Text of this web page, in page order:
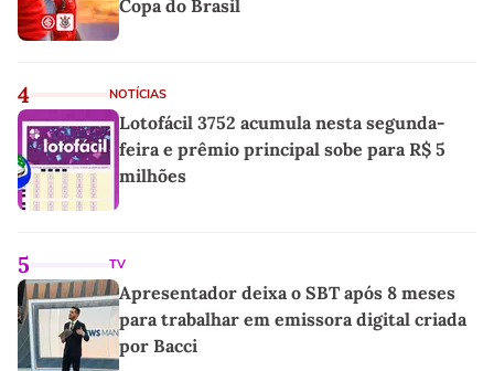
Copa do Brasil
4 NOTÍCIAS
Lotofácil 3752 acumula nesta segunda-
feira e prêmio principal sobe para R$ 5
milhões
5 TV
Apresentador deixa o SBT após 8 meses
para trabalhar em emissora digital criada
por Bacci